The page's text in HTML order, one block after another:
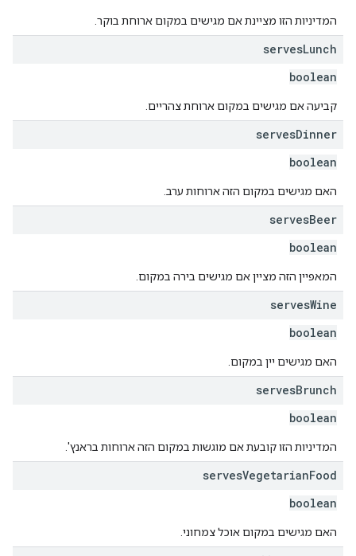
המדיניות הזו מציינת אם מגישים במקום ארוחת בוקר.
servesLunch
boolean
קביעה אם מגישים במקום ארוחת צהריים.
servesDinner
boolean
האם מגישים במקום הזה ארוחות ערב.
servesBeer
boolean
המאפיין הזה מציין אם מגישים בירה במקום.
servesWine
boolean
האם מגישים יין במקום.
servesBrunch
boolean
המדיניות הזו קובעת אם מוגשות במקום הזה ארוחות בראנץ'.
servesVegetarianFood
boolean
האם מגישים במקום אוכל צמחוני.